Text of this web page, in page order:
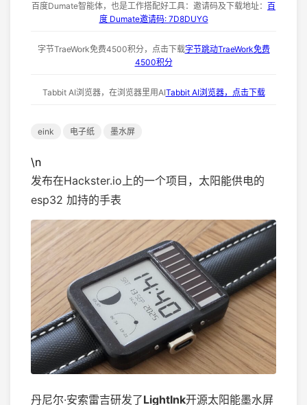
百度Dumate智能体，也是工作搭配好工具：邀请码及下载地址： 百
度 Dumate邀请码: 7D8DUYG
字节TraeWork免费4500积分，点击下载字节跳动TraeWork免费
4500积分
Tabbit AI浏览器，在浏览器里用AITabbit AI浏览器，点击下载
eink 电子纸 墨水屏
\n
发布在Hackster.io上的一个项目，太阳能供电的
esp32 加持的手表
丹尼尔·安索雷吉研发了LightInk开源太阳能墨水屏